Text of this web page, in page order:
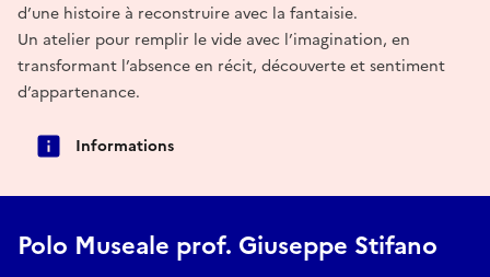
d’une histoire à reconstruire avec la fantaisie.
Un atelier pour remplir le vide avec l’imagination, en
transformant l’absence en récit, découverte et sentiment
d’appartenance.
Informations
Polo Museale prof. Giuseppe Stifano